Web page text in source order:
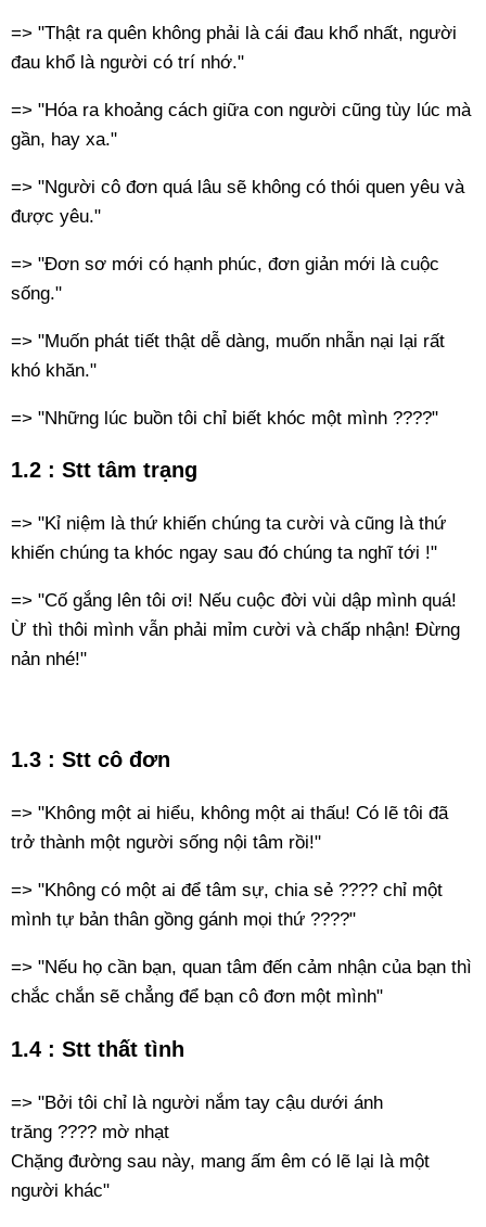
=> "Thật ra quên không phải là cái đau khổ nhất, người
đau khổ là người có trí nhớ."
=> "Hóa ra khoảng cách giữa con người cũng tùy lúc mà
gần, hay xa."
=> "Người cô đơn quá lâu sẽ không có thói quen yêu và
được yêu."
=> "Đơn sơ mới có hạnh phúc, đơn giản mới là cuộc
sống."
=> "Muốn phát tiết thật dễ dàng, muốn nhẫn nại lại rất
khó khăn."
=> "Những lúc buồn tôi chỉ biết khóc một mình ????"
1.2 : Stt tâm trạng
=> "Kỉ niệm là thứ khiến chúng ta cười và cũng là thứ
khiến chúng ta khóc ngay sau đó chúng ta nghĩ tới !"
=> "Cố gắng lên tôi ơi! Nếu cuộc đời vùi dập mình quá!
Ừ thì thôi mình vẫn phải mỉm cười và chấp nhận! Đừng
nản nhé!"
1.3 : Stt cô đơn
=> "Không một ai hiểu, không một ai thấu! Có lẽ tôi đã
trở thành một người sống nội tâm rồi!"
=> "Không có một ai để tâm sự, chia sẻ ???? chỉ một
mình tự bản thân gồng gánh mọi thứ ????"
=> "Nếu họ cần bạn, quan tâm đến cảm nhận của bạn thì
chắc chắn sẽ chẳng để bạn cô đơn một mình"
1.4 : Stt thất tình
=> "Bởi tôi chỉ là người nắm tay cậu dưới ánh
trăng ???? mờ nhạt
Chặng đường sau này, mang ấm êm có lẽ lại là một
người khác"